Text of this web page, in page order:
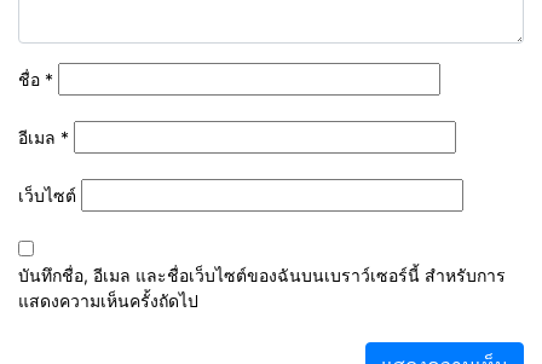
ชื่อ *
อีเมล *
เว็บไซต์
บันทึกชื่อ, อีเมล และชื่อเว็บไซต์ของฉันบนเบราว์เซอร์นี้ สำหรับการ
แสดงความเห็นครั้งถัดไป